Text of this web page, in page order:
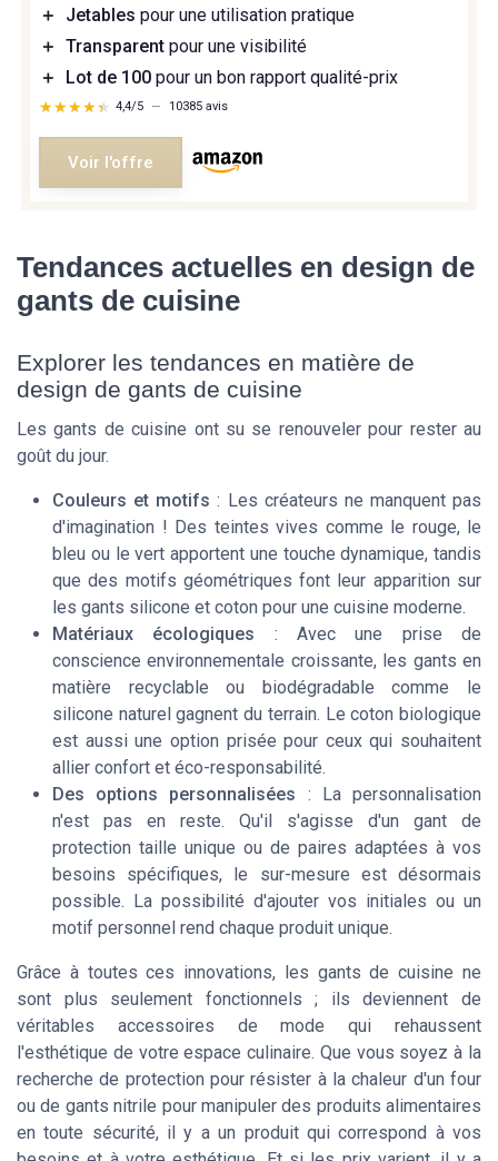
＋ Jetables pour une utilisation pratique
＋ Transparent pour une visibilité
＋
Lot de 100 pour un bon rapport qualité-prix
★★★★★
★★★★★ 4,4/5 — 10385 avis
Voir l'offre
Tendances actuelles en design de
gants de cuisine
Explorer les tendances en matière de
design de gants de cuisine
Les gants de cuisine ont su se renouveler pour rester au
goût du jour.
Couleurs et motifs : Les créateurs ne manquent pas
d'imagination ! Des teintes vives comme le rouge, le
bleu ou le vert apportent une touche dynamique, tandis
que des motifs géométriques font leur apparition sur
les gants silicone et coton pour une cuisine moderne.
Matériaux écologiques : Avec une prise de
conscience environnementale croissante, les gants en
matière recyclable ou biodégradable comme le
silicone naturel gagnent du terrain. Le coton biologique
est aussi une option prisée pour ceux qui souhaitent
allier confort et éco-responsabilité.
Des options personnalisées : La personnalisation
n'est pas en reste. Qu'il s'agisse d'un gant de
protection taille unique ou de paires adaptées à vos
besoins spécifiques, le sur-mesure est désormais
possible. La possibilité d'ajouter vos initiales ou un
motif personnel rend chaque produit unique.
Grâce à toutes ces innovations, les gants de cuisine ne
sont plus seulement fonctionnels ; ils deviennent de
véritables accessoires de mode qui rehaussent
l'esthétique de votre espace culinaire. Que vous soyez à la
recherche de protection pour résister à la chaleur d'un four
ou de gants nitrile pour manipuler des produits alimentaires
en toute sécurité, il y a un produit qui correspond à vos